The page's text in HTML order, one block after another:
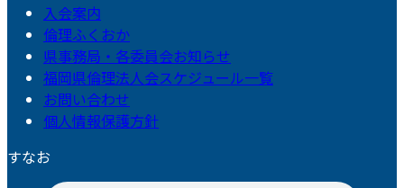
入会案内
倫理ふくおか
県事務局・各委員会お知らせ
福岡県倫理法人会スケジュール一覧
お問い合わせ
個人情報保護方針
すなお